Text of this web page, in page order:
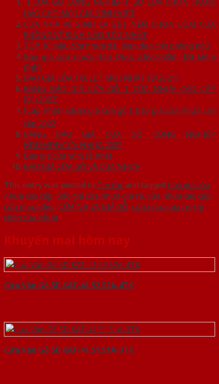
HẢO CHO MỌI GIA ĐÌNH VIỆT
CỬA NHÀ VỆ SINH LÀ GÌ?| NÊN CHỌN LOẠI CỬA
PHÒNG VỆ SINH NÀO TỐT NHẤT
TOP 10 mẫu cửa nhựa đài loan đẹp cho phòng ngủ
Báo giá cửa nhựa Hàn Quốc 2.800.000đ [Đã kiểm
định]
BÁO GIÁ CỬA TOILET MỚI NHẤT [8/2021]
BẢNG BÁO GIÁ CỬA GỖ | CỬA NHỰA CAO CẤP
[01/2022]
[Cập nhật] ☑️Báo giá cửa gỗ | báo giá cửa nhựa cao
cấp 2022
BẢNG BÁO GIÁ CỬA GỖ CÔNG NGHIỆP
HDF/MDF/CỬA NHỰA 2022
Báo giá cửa vòm rẻ nhất
BÁO GIÁ CỬA GỖ VÀ CỬA NHỰA
This entry was posted in Tin tứcand tagged báo giá cửa
nhựa cao cấp, Báo giá cửa nhựa giá rẻ, cửa nhựa cao cấp,
cửa nhựa đẹp, CỬA NHỰA GIẢ GỖ, cửa nhựa giá rẻ, thi
công cửa nhựa.
Khuyến mại hôm nay
Cửa Vân Gỗ 5D KAT-41.52.52A-4TK
Cửa Vân Gỗ 5D KAT-41.51.51A-3TK